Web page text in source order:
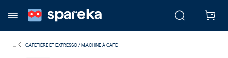
CAFETIÈRE ET EXPRESSO / MACHINE À CAFÉ